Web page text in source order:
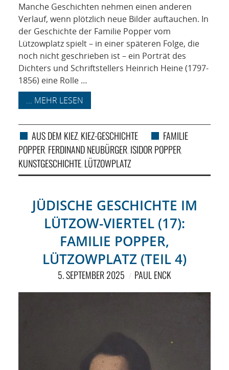
Manche Geschichten nehmen einen anderen
Verlauf, wenn plötzlich neue Bilder auftauchen. In
der Geschichte der Familie Popper vom
Lützowplatz spielt – in einer späteren Folge, die
noch nicht geschrieben ist – ein Porträt des
Dichters und Schriftstellers Heinrich Heine (1797-
1856) eine Rolle …
... MEHR LESEN
AUS DEM KIEZ, KIEZ-GESCHICHTE
FAMILIE
POPPER, FERDINAND NEUBÜRGER, ISIDOR POPPER,
KUNSTGESCHICHTE, LÜTZOWPLATZ
JÜDISCHE GESCHICHTE IM
LÜTZOW-VIERTEL (17):
FAMILIE POPPER,
LÜTZOWPLATZ (TEIL 4)
5. SEPTEMBER 2025 PAUL ENCK